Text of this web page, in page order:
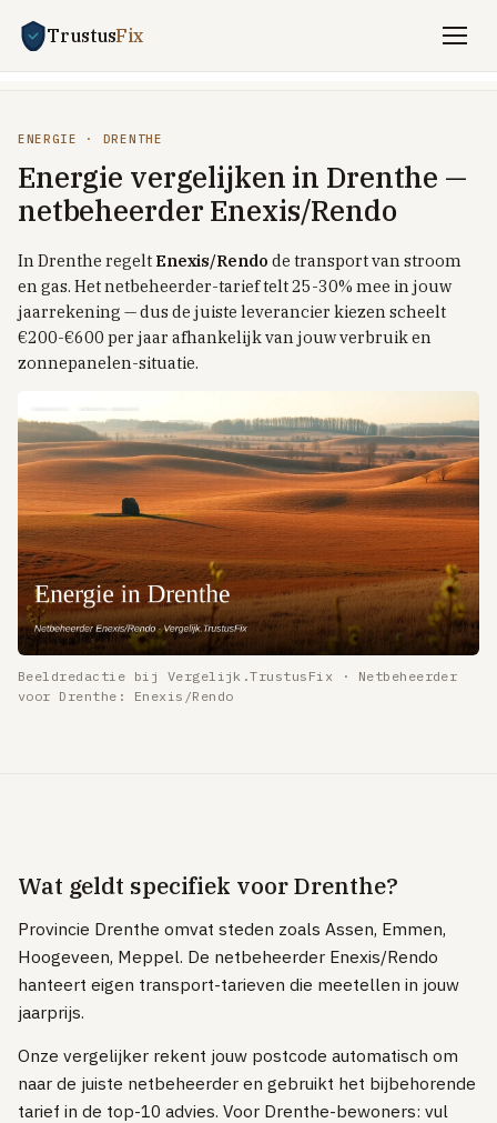
TrustusFix
Stroom + gas vergelijken
Saldering-stop 2027
Dynamisch vs vast
Welkomstkorting-trucs
TOP PROVIDERS
Frank Energie
Tibber
Greenchoice
Vandebron
Eneco
INTERNET & TV
Postcode & netbeheerder
KPN
Odido
Online.nl
Tweak
Plinq
ENERGIE · DRENTHE
Energie vergelijken in Drenthe —
netbeheerder Enexis/Rendo
In Drenthe regelt Enexis/Rendo de transport van stroom
en gas. Het netbeheerder-tarief telt 25-30% mee in jouw
jaarrekening — dus de juiste leverancier kiezen scheelt
€200-€600 per jaar afhankelijk van jouw verbruik en
zonnepanelen-situatie.
Beeldredactie bij Vergelijk.TrustusFix · Netbeheerder
voor Drenthe: Enexis/Rendo
Wat geldt specifiek voor Drenthe?
Provincie Drenthe omvat steden zoals Assen, Emmen,
Hoogeveen, Meppel. De netbeheerder Enexis/Rendo
hanteert eigen transport-tarieven die meetellen in jouw
jaarprijs.
Onze vergelijker rekent jouw postcode automatisch om
naar de juiste netbeheerder en gebruikt het bijbehorende
tarief in de top-10 advies. Voor Drenthe-bewoners: vul